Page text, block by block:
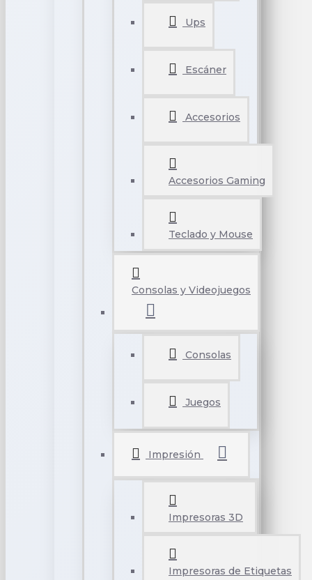
Ups
Escáner
Accesorios
Accesorios Gaming
Teclado y Mouse
Consolas y Videojuegos
Consolas
Juegos
Impresión
Impresoras 3D
Impresoras de Etiquetas